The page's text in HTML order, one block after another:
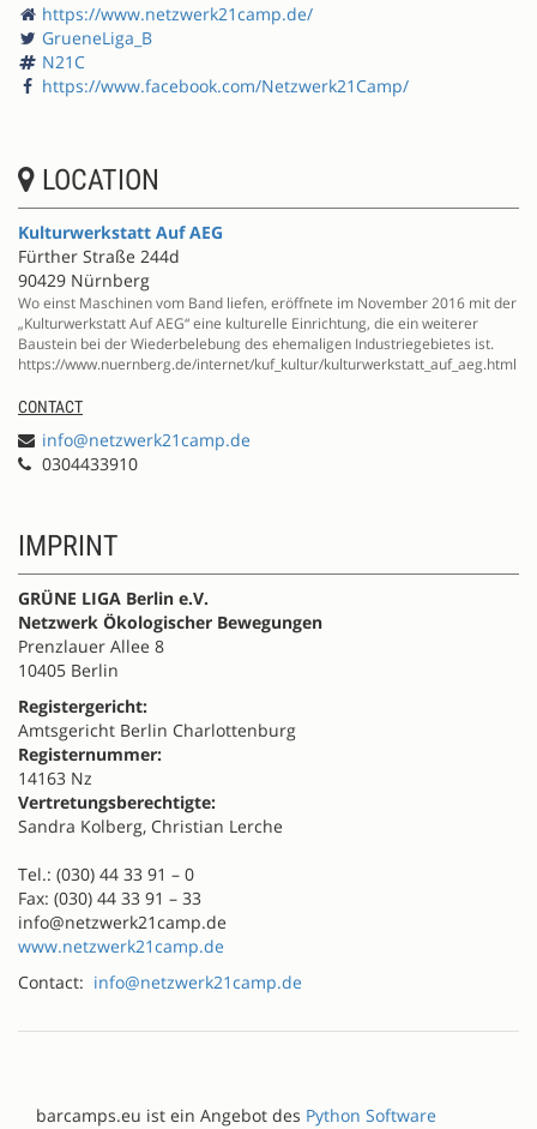
https://www.netzwerk21camp.de/
GrueneLiga_B
N21C
https://www.facebook.com/Netzwerk21Camp/
LOCATION
Kulturwerkstatt Auf AEG
Fürther Straße 244d
90429 Nürnberg
Wo einst Maschinen vom Band liefen, eröffnete im November 2016 mit der
„Kulturwerkstatt Auf AEG“ eine kulturelle Einrichtung, die ein weiterer
Baustein bei der Wiederbelebung des ehemaligen Industriegebietes ist.
https://www.nuernberg.de/internet/kuf_kultur/kulturwerkstatt_auf_aeg.html
CONTACT
info@netzwerk21camp.de
0304433910
IMPRINT
GRÜNE LIGA Berlin e.V.
Netzwerk Ökologischer Bewegungen
Prenzlauer Allee 8
10405 Berlin
Registergericht:
Amtsgericht Berlin Charlottenburg
Registernummer:
14163 Nz
Vertretungsberechtigte:
Sandra Kolberg, Christian Lerche
Tel.: (030) 44 33 91 – 0
Fax: (030) 44 33 91 – 33
info@netzwerk21camp.de
www.netzwerk21camp.de
Contact: info@netzwerk21camp.de
barcamps.eu ist ein Angebot des Python Software